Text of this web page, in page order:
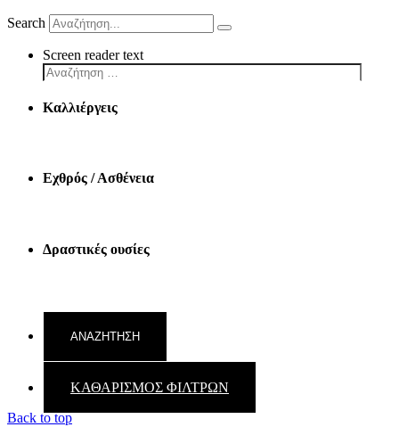
Search
Screen reader text
Καλλιέργεις
Εχθρός / Ασθένεια
Δραστικές ουσίες
ΚΑΘΑΡΙΣΜΟΣ ΦΙΛΤΡΩΝ
Back to top